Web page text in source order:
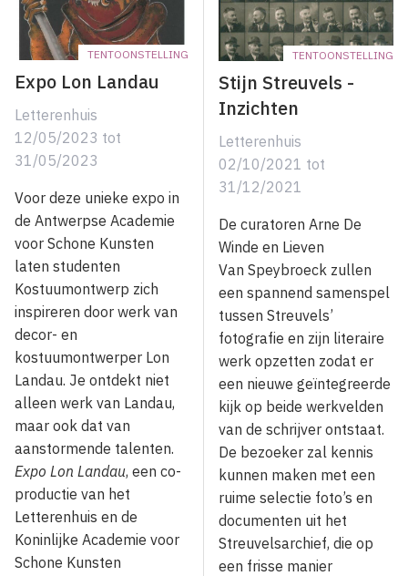
TENTOONSTELLING
Expo Lon Landau
Letterenhuis
12/05/2023 tot
31/05/2023
Voor deze unieke expo in
de Antwerpse Academie
voor Schone Kunsten
laten studenten
Kostuumontwerp zich
inspireren door werk van
decor- en
kostuumontwerper Lon
Landau. Je ontdekt niet
alleen werk van Landau,
maar ook dat van
aanstormende talenten.
Expo Lon Landau, een co-
productie van het
Letterenhuis en de
Koninlijke Academie voor
Schone Kunsten
TENTOONSTELLING
Stijn Streuvels -
Inzichten
Letterenhuis
02/10/2021 tot
31/12/2021
De curatoren Arne De
Winde en Lieven
Van Speybroeck zullen
een spannend samenspel
tussen Streuvels’
fotografie en zijn literaire
werk opzetten zodat er
een nieuwe geïntegreerde
kijk op beide werkvelden
van de schrijver ontstaat.
De bezoeker zal kennis
kunnen maken met een
ruime selectie foto’s en
documenten uit het
Streuvelsarchief, die op
een frisse manier